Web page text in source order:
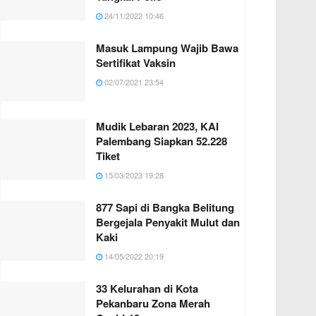
24/11/2022 10:46
Masuk Lampung Wajib Bawa
Sertifikat Vaksin
02/07/2021 23:54
Mudik Lebaran 2023, KAI
Palembang Siapkan 52.228
Tiket
15/03/2023 19:28
877 Sapi di Bangka Belitung
Bergejala Penyakit Mulut dan
Kaki
14/05/2022 20:19
33 Kelurahan di Kota
Pekanbaru Zona Merah